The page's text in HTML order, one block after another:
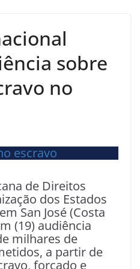
sobre
no
de Direitos
dos Estados
San José (Costa
(19) audiência
milhares de
a partir de
forçado e